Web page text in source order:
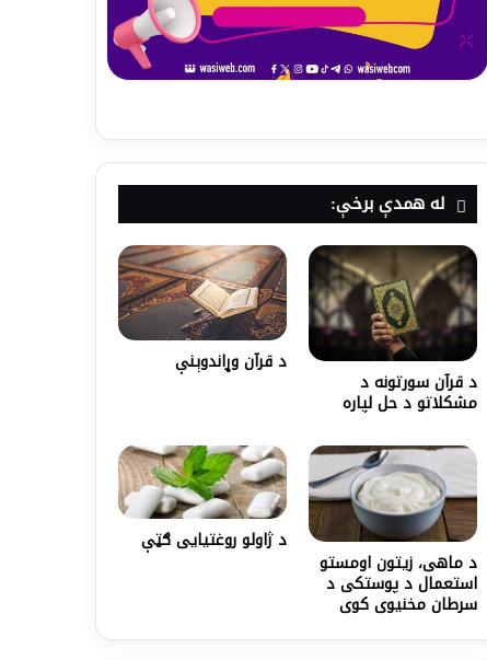
له همدې برخې:
د قرآن سورتونه د
مشکلاتو د حل لپاره
د قرآن وړاندوېنې
د ماهی، زیتون اومستو
استعمال د پوستکی د
سرطان مخنیوی کوی
د ژاولو روغتیایی ګټې